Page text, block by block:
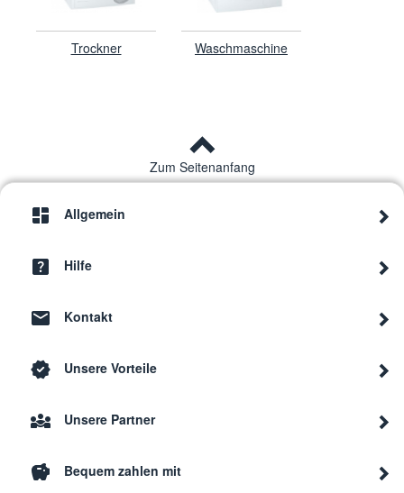
Trockner Waschmaschine
Zum Seitenanfang
Allgemein
Hilfe
Kontakt
Unsere Vorteile
Unsere Partner
Bequem zahlen mit